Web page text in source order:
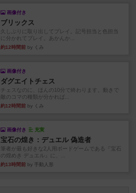
画像付き
ブリックス
久しぶりに取り出してプレイ。記号担当と色担当
に分かれてプレイ。あかんか...
約12時間前 by くみ
画像付き
ダグエイトチェス
チェスなのに、ほんの10分で終わります。動きで
敵のコマの種類が分かれば...
約12時間前 by くみ
画像付き 充実
宝石の煌き：デュエル 偽造者
筆者が最も好きな2人用ボードゲームである『宝石
の煌めき デュエル』に、...
約13時間前 by 手動人形